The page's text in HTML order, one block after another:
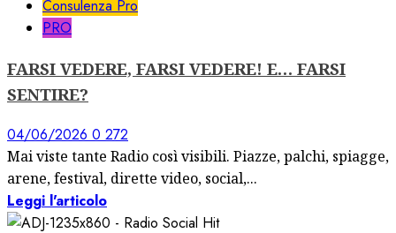
Consulenza Pro
PRO
FARSI VEDERE, FARSI VEDERE! E… FARSI
SENTIRE?
04/06/2026 0 272
Mai viste tante Radio così visibili. Piazze, palchi, spiagge,
arene, festival, dirette video, social,...
Leggi l'articolo